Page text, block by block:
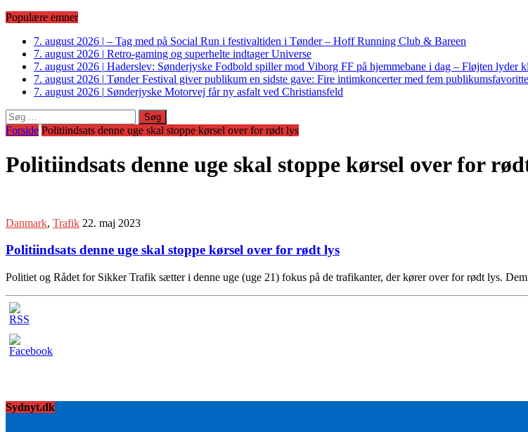
Populære emner
7. august 2026 | – Tag med på Social Run i festivaltiden i Tønder – Hoff Running Club & Bareen
7. august 2026 | Retro-gaming og superhelte indtager Universe
7. august 2026 | Haderslev: Sønderjyske Fodbold spiller mod Viborg FF på hjemmebane i dag – Fløjten
7. august 2026 | Tønder Festival giver publikum en sidste gave: Fire intimkoncerter med fem
7. august 2026 | Sønderjyske Motorvej får ny asfalt ved Christiansfeld
Søg
efter:
Forside Politiindsats denne uge skal stoppe kørsel over for rødt lys
Politiindsats denne uge skal stoppe kørsel over for
Danmark, Trafik 22. maj 2023
Politiindsats denne uge skal stoppe kørsel over for rødt lys
Politiet og Rådet for Sikker Trafik sætter i denne uge (uge 21) fokus på de trafikanter, der kører over for rødt lys.
Sydnyt.dk